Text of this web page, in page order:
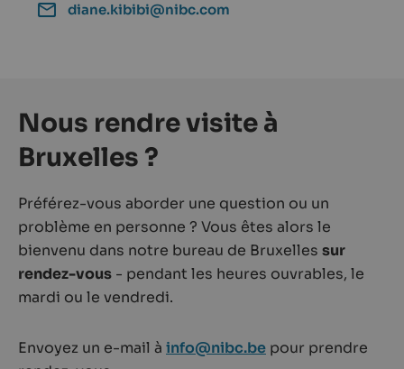
diane.kibibi@nibc.com
Nous rendre visite à
Bruxelles ?
Préférez-vous aborder une question ou un
problème en personne ? Vous êtes alors le
bienvenu dans notre bureau de Bruxelles sur
rendez-vous - pendant les heures ouvrables, le
mardi ou le vendredi.
Envoyez un e-mail à info@nibc.be pour prendre